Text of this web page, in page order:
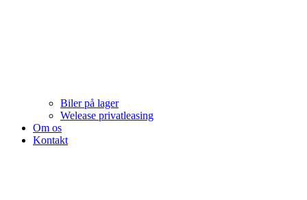
Biler på lager
Welease privatleasing
Om os
Kontakt